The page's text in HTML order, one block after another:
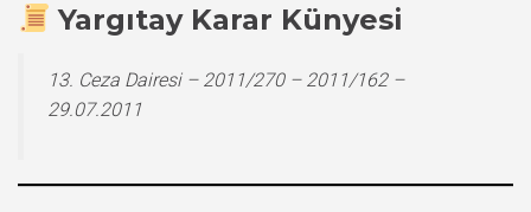
Yargıtay Karar Künyesi
13. Ceza Dairesi – 2011/270 – 2011/162 –
29.07.2011